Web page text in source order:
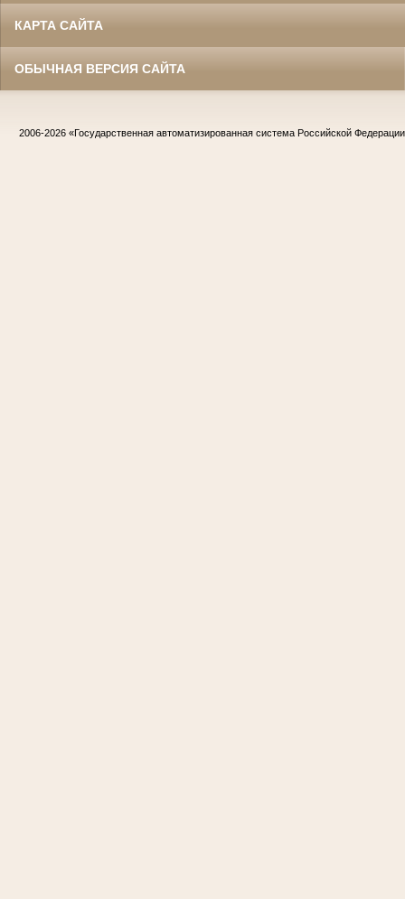
КАРТА САЙТА
ОБЫЧНАЯ ВЕРСИЯ САЙТА
2006-2026 «Государственная автоматизированная система Российской